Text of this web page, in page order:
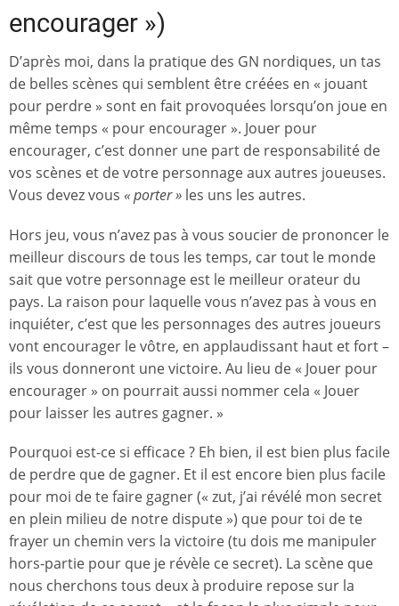
encourager »)
D’après moi, dans la pratique des GN nordiques, un tas
de belles scènes qui semblent être créées en « jouant
pour perdre » sont en fait provoquées lorsqu’on joue en
même temps « pour encourager ». Jouer pour
encourager, c’est donner une part de responsabilité de
vos scènes et de votre personnage aux autres joueuses.
Vous devez vous « porter » les uns les autres.
Hors jeu, vous n’avez pas à vous soucier de prononcer le
meilleur discours de tous les temps, car tout le monde
sait que votre personnage est le meilleur orateur du
pays. La raison pour laquelle vous n’avez pas à vous en
inquiéter, c’est que les personnages des autres joueurs
vont encourager le vôtre, en applaudissant haut et fort –
ils vous donneront une victoire. Au lieu de « Jouer pour
encourager » on pourrait aussi nommer cela « Jouer
pour laisser les autres gagner. »
Pourquoi est-ce si efficace ? Eh bien, il est bien plus facile
de perdre que de gagner. Et il est encore bien plus facile
pour moi de te faire gagner (« zut, j’ai révélé mon secret
en plein milieu de notre dispute ») que pour toi de te
frayer un chemin vers la victoire (tu dois me manipuler
hors-partie pour que je révèle ce secret). La scène que
nous cherchons tous deux à produire repose sur la